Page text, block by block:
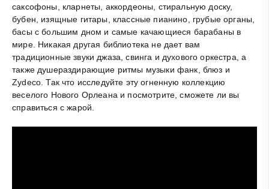
саксофоны, кларнеты, аккордеоны, стиральную доску,
бубен, изящные гитары, классные пианино, грубые органы,
басы с большим дном и самые качающиеся барабаны в
мире. Никакая другая библиотека не дает вам
традиционные звуки джаза, свинга и духового оркестра, а
также душераздирающие ритмы музыки фанк, блюз и
Zydeco. Так что исследуйте эту огненную коллекцию
веселого Нового Орлеана и посмотрите, сможете ли вы
справиться с жарой.